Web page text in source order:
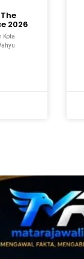
2026
Kota